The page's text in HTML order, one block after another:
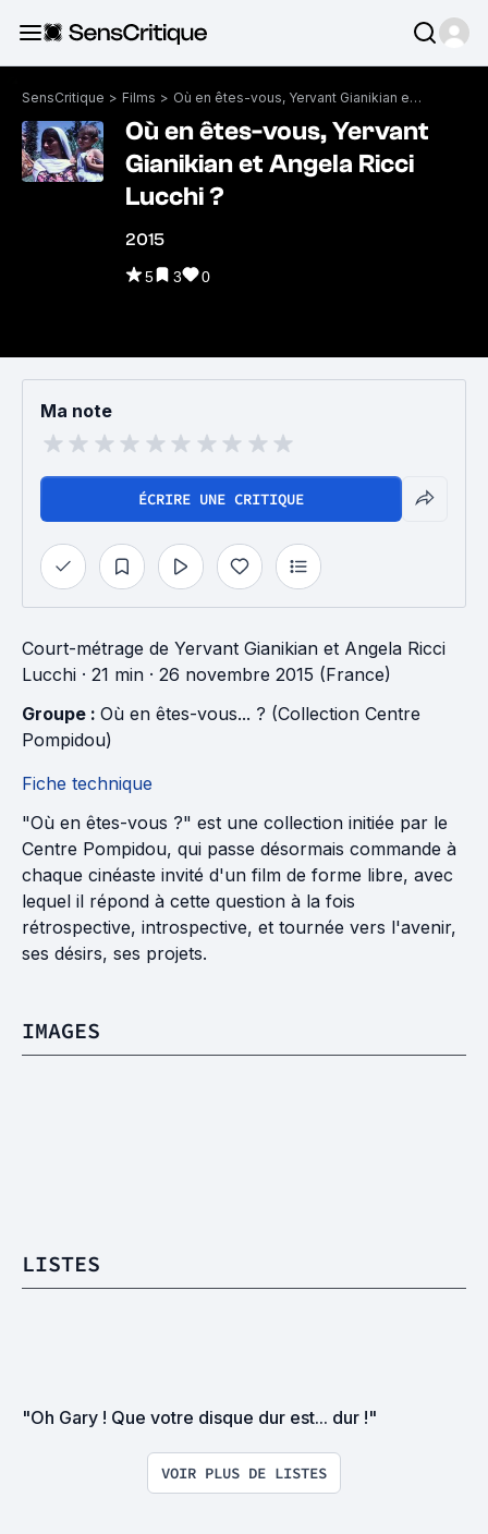
SensCritique > Films > Où en êtes-vous, Yervant Gianikian et Angela Ricci Lucchi ?
Où en êtes-vous, Yervant
Gianikian et Angela Ricci
Lucchi ?
2015
5 3 0
Ma note
ÉCRIRE UNE CRITIQUE
Court-métrage de Yervant Gianikian et Angela Ricci
Lucchi · 21 min · 26 novembre 2015 (France)
Groupe : Où en êtes-vous... ? (Collection Centre
Pompidou)
Fiche technique
"Où en êtes-vous ?" est une collection initiée par le
Centre Pompidou, qui passe désormais commande à
chaque cinéaste invité d'un film de forme libre, avec
lequel il répond à cette question à la fois
rétrospective, introspective, et tournée vers l'avenir,
ses désirs, ses projets.
IMAGES
LISTES
"Oh Gary ! Que votre disque dur est... dur !"
VOIR PLUS DE LISTES